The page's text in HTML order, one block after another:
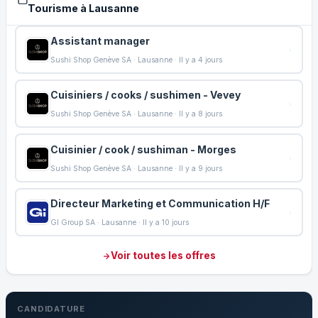
Tourisme à Lausanne
Assistant manager
Sushi Shop Genève SA · Lausanne · Il y a 4 jours
Cuisiniers / cooks / sushimen - Vevey
Sushi Shop Genève SA · Lausanne · Il y a 8 jours
Cuisinier / cook / sushiman - Morges
Sushi Shop Genève SA · Lausanne · Il y a 9 jours
Directeur Marketing et Communication H/F
GI Group SA · Lausanne · Il y a 10 jours
Voir toutes les offres
CANDIDATURE